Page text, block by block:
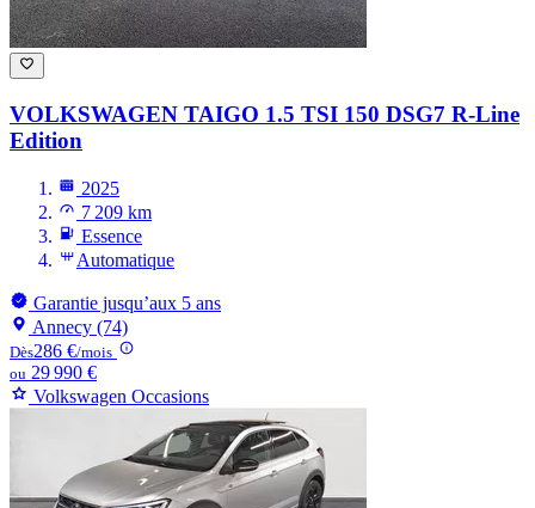
VOLKSWAGEN TAIGO 1.5 TSI 150 DSG7 R-Line
Edition
2025
7 209 km
Essence
Automatique
Garantie jusqu’aux 5 ans
Annecy (74)
Dès286 €/mois
ou 29 990 €
Volkswagen Occasions